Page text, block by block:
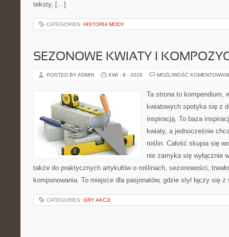
teksty, […]
CATEGORIES: HISTORIA MODY
SEZONOWE KWIATY I
POSTED BY ADMIN KWI - 8 - 2026 MOŻLIWOŚĆ
Ta strona to kompendium,
kwiatowych spotyka się z
inspiracją. To baza
kwiaty, a jednocześnie
roślin. Całość skupia się
nie zamyka się wyłącznie
także do praktycznych artykułów o roślinach, sezonowości,
komponowania. To miejsce dla pasjonatów, gdzie styl łączy się
CATEGORIES: GRY AKCJI